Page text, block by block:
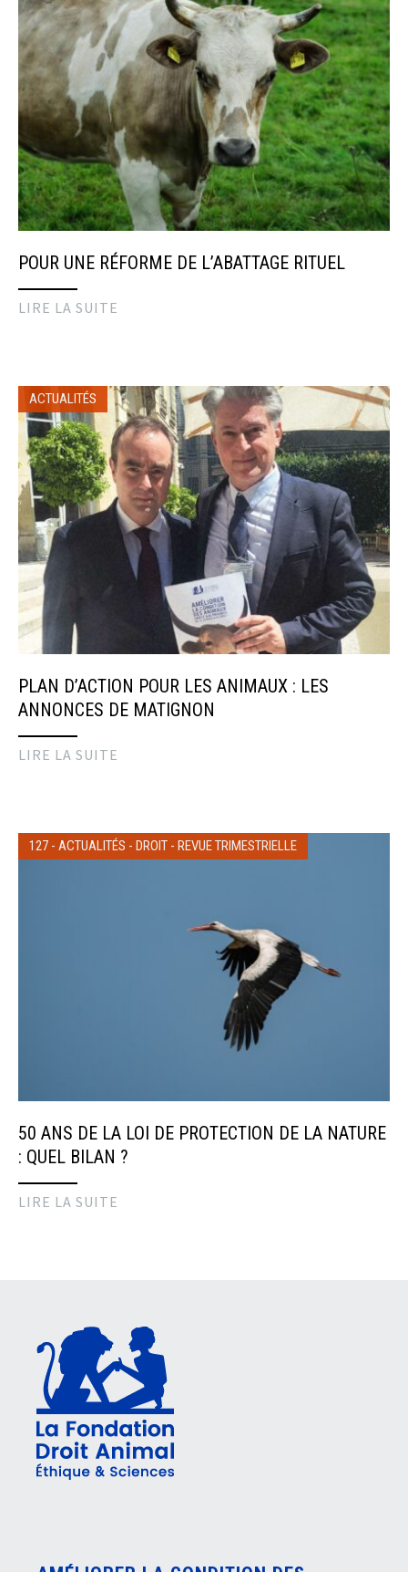
POUR UNE RÉFORME DE L’ABATTAGE RITUEL
LIRE LA SUITE
ACTUALITÉS
PLAN D’ACTION POUR LES ANIMAUX : LES
ANNONCES DE MATIGNON
LIRE LA SUITE
127 - ACTUALITÉS - DROIT - REVUE TRIMESTRIELLE
50 ANS DE LA LOI DE PROTECTION DE LA NATURE
: QUEL BILAN ?
LIRE LA SUITE